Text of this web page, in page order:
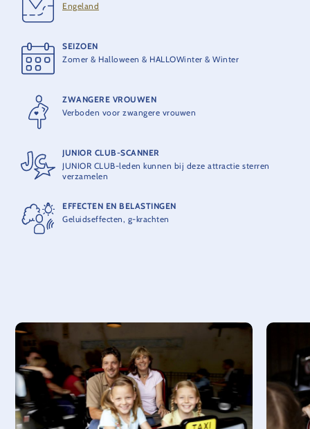
Engeland
SEIZOEN
Zomer & Halloween & HALLOWinter & Winter
ZWANGERE VROUWEN
Verboden voor zwangere vrouwen
JUNIOR CLUB-SCANNER
JUNIOR CLUB-leden kunnen bij deze attractie sterren
verzamelen
EFFECTEN EN BELASTINGEN
Geluidseffecten, g-krachten
4 personen per gondel
400 personen per uur